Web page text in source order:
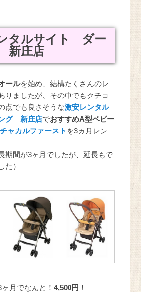
タルサイト ダー
新庄店
ールを始め、結構たくさんのレ
りましたが、その中でもクチコ
点でも良さそうな激安レンタル
グ 新庄店でおすすめA型ベビー
ャカルファースト を3ヵ月レン
期間が3ヶ月でしたが、延長もで
た）
ヶ月でなんと！4,500円 ！